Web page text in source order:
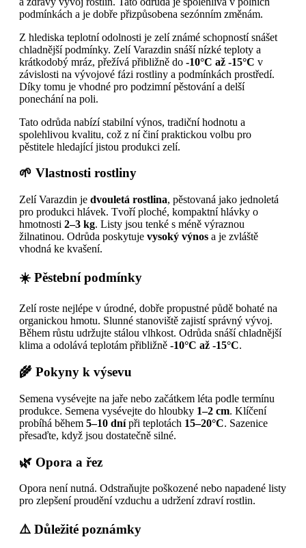
podmínkách a je dobře přizpůsobena sezónním změnám.
Z hlediska teplotní odolnosti je zelí známé schopností snášet
chladnější podmínky. Zelí Varazdin snáší nízké teploty a
krátkodobý mráz, přežívá přibližně do -10°C až -15°C v
závislosti na vývojové fázi rostliny a podmínkách prostředí.
Díky tomu je vhodné pro podzimní pěstování a delší
ponechání na poli.
Tato odrůda nabízí stabilní výnos, tradiční hodnotu a
spolehlivou kvalitu, což z ní činí praktickou volbu pro
pěstitele hledající jistou produkci zelí.
🌱 Vlastnosti rostliny
Zelí Varazdin je dvouletá rostlina, pěstovaná jako jednoletá
pro produkci hlávek. Tvoří ploché, kompaktní hlávky o
hmotnosti 2–3 kg. Listy jsou tenké s méně výraznou
žilnatinou. Odrůda poskytuje vysoký výnos a je zvláště
vhodná ke kvašení.
☀️ Pěstební podmínky
Zelí roste nejlépe v úrodné, dobře propustné půdě bohaté na
organickou hmotu. Slunné stanoviště zajistí správný vývoj.
Během růstu udržujte stálou vlhkost. Odrůda snáší chladnější
klima a odolává teplotám přibližně -10°C až -15°C.
🌾 Pokyny k výsevu
Semena vysévejte na jaře nebo začátkem léta podle termínu
produkce. Semena vysévejte do hloubky 1–2 cm. Klíčení
probíhá během 5–10 dnípři teplotách 15–20°C. Sazenice
přesaďte, když jsou dostatečně silné.
🌿 Opora a řez
Opora není nutná. Odstraňujte poškozené nebo napadené listy
pro zlepšení proudění vzduchu a udržení zdraví rostlin.
⚠️ Důležité poznámky